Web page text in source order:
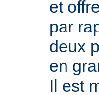
et
par
deux
en
Il est